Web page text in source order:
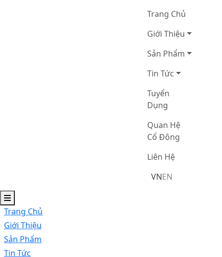
Trang Chủ
Giới Thiệu
Sản Phẩm
Tin Tức
Tuyển
Dụng
Quan Hệ
Cổ Đông
Liên Hệ
VNEN
Trang Chủ
Giới Thiệu
Sản Phẩm
Tin Tức